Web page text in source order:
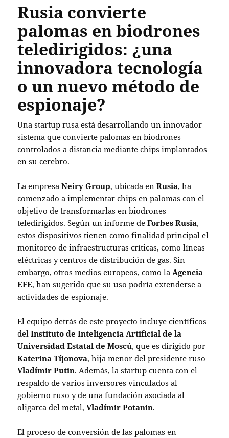
Rusia convierte
palomas en biodrones
teledirigidos: ¿una
innovadora tecnología
o un nuevo método de
espionaje?
Una startup rusa está desarrollando un innovador
sistema que convierte palomas en biodrones
controlados a distancia mediante chips implantados
en su cerebro.
La empresaNeiry Group, ubicada enRusia, ha
comenzado a implementar chips en palomas con el
objetivo de transformarlas en biodrones
teledirigidos. Según un informe deForbes Rusia,
estos dispositivos tienen como finalidad principal el
monitoreo de infraestructuras críticas, como líneas
eléctricas y centros de distribución de gas. Sin
embargo, otros medios europeos, como la Agencia
EFE, han sugerido que su uso podría extenderse a
actividades de espionaje.
El equipo detrás de este proyecto incluye científicos
delInstituto de Inteligencia Artificial de la
Universidad Estatal de Moscú, que es dirigido por
Katerina Tíjonova, hija menor del presidente ruso
Vladímir Putin. Además, la startup cuenta con el
respaldo de varios inversores vinculados al
gobierno ruso y de una fundación asociada al
oligarca del metal,Vladímir Potanin.
El proceso de conversión de las palomas en